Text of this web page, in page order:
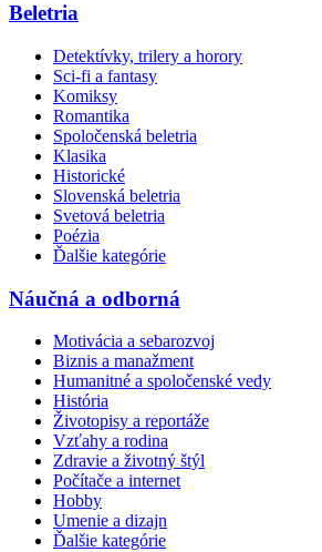
Beletria
Detektívky, trilery a horory
Sci-fi a fantasy
Komiksy
Romantika
Spoločenská beletria
Klasika
Historické
Slovenská beletria
Svetová beletria
Poézia
Ďalšie kategórie
Náučná a odborná
Motivácia a sebarozvoj
Biznis a manažment
Humanitné a spoločenské vedy
História
Životopisy a reportáže
Vzťahy a rodina
Zdravie a životný štýl
Počítače a internet
Hobby
Umenie a dizajn
Ďalšie kategórie